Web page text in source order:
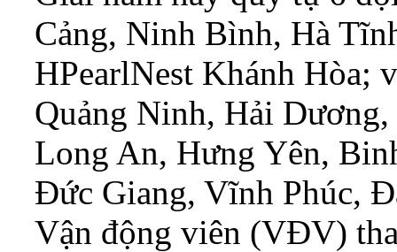
Cảng, Ninh Bình, Hà
HPearlNest Khánh Hòa;
Quảng Ninh, Hải
Long An, Hưng Yên,
Đức Giang, Vĩnh Phúc,
Vận động viên (VĐV)